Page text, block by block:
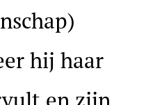
hij haar